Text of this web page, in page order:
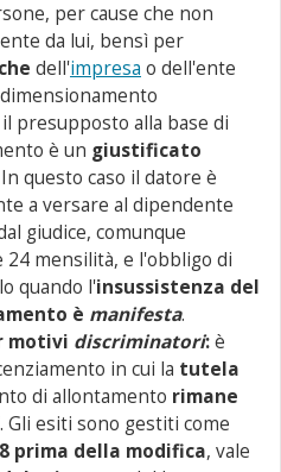
per cause che non
da lui, bensì per
dell'impresa o dell'ente
presupposto alla base di
è un giustificato
questo caso il datore è
a versare al dipendente
giudice, comunque
24 mensilità, e l'obbligo di
quando l'insussistenza del
è manifesta.
motivi discriminatori:è
in cui la tutela
di allontamento rimane
. Gli esiti sono gestiti come
prima della modifica, vale